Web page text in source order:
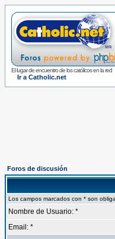
El lugar de encuentro de los católicos en la red
Ir a Catholic.net
Foros de discusión
Los campos marcados con * son
Nombre de Usuario: *
Email: *